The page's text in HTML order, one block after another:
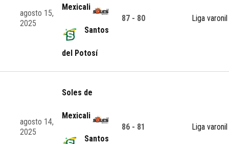
agosto 15,
2025
Mexicali
Santos
del Potosí
87 - 80 Liga varonil
agosto 14,
2025
Soles de
Mexicali
Santos
86 - 81 Liga varonil